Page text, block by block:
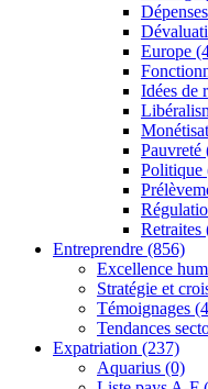
Europe
Idées de
Pauvreté
Politique
Retraites
Entreprendre (856)
Excellence
Stratégie et
Témoignages
Tendances
Expatriation (237)
Aquarius (0)